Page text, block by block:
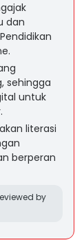
dan
sehingga
untuk
literasi
berperan
by